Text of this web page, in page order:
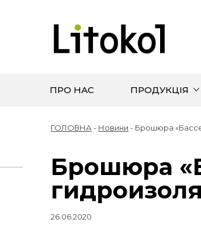
ПРО НАС ПРОДУКЦІЯ
ГОЛОВНА - Новини - Брошюра
Брошюра
26.06.2020